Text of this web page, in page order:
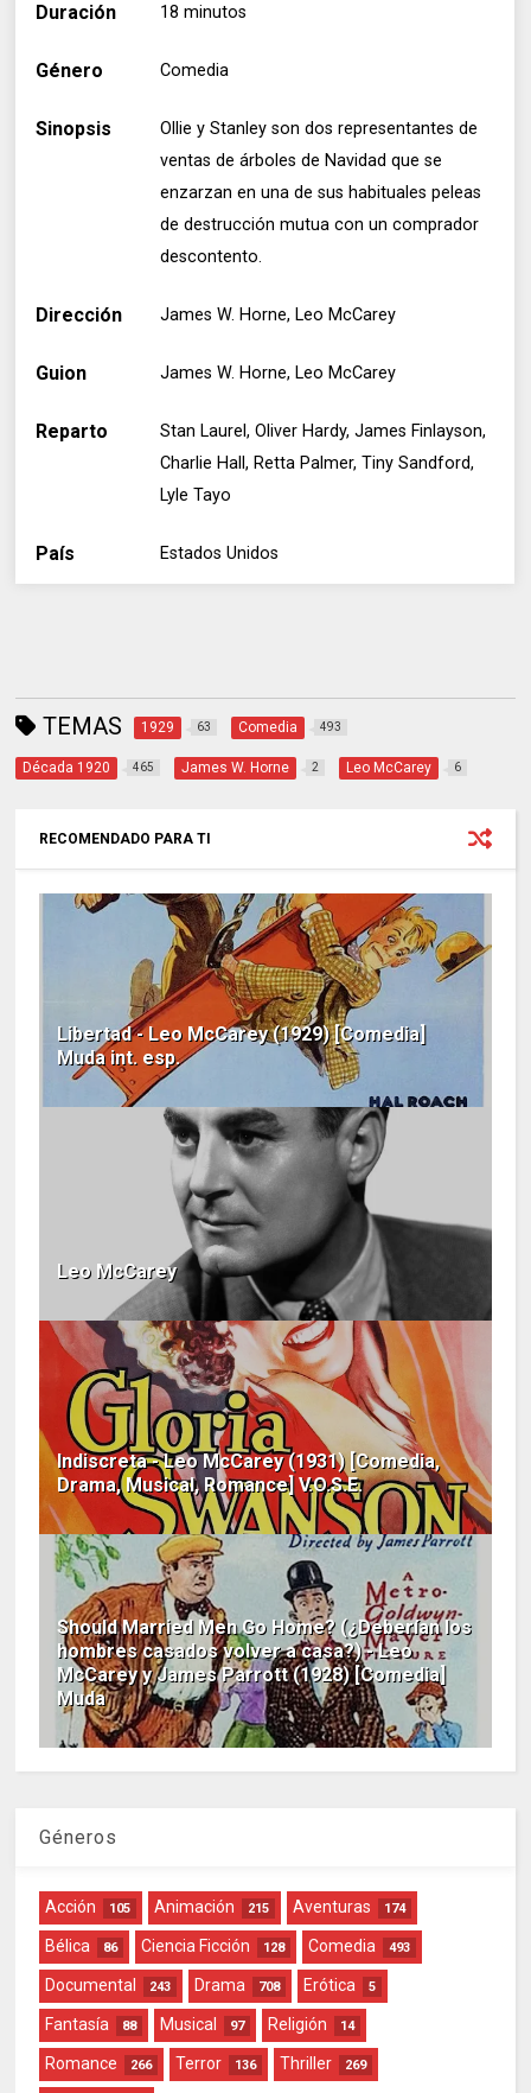
Duración 18 minutos
Género Comedia
Sinopsis
Ollie y Stanley son dos representantes de
ventas de árboles de Navidad que se
enzarzan en una de sus habituales peleas
de destrucción mutua con un comprador
descontento.
Dirección James W. Horne, Leo McCarey
Guion James W. Horne, Leo McCarey
Reparto
Stan Laurel, Oliver Hardy, James Finlayson,
Charlie Hall, Retta Palmer, Tiny Sandford,
Lyle Tayo
País Estados Unidos
TEMAS 1929 63 Comedia 493
Década 1920 465 James W. Horne 2 Leo McCarey 6
RECOMENDADO PARA TI
Libertad - Leo McCarey (1929) [Comedia]
Muda int. esp.
Leo McCarey
Indiscreta - Leo McCarey (1931) [Comedia,
Drama, Musical, Romance] V.O.S.E.
Should Married Men Go Home? (¿Deberían los
hombres casados volver a casa?) - Leo
McCarey y James Parrott (1928) [Comedia]
Muda
Géneros
Acción 105 Animación 215 Aventuras 174
Bélica 86 Ciencia Ficción 128 Comedia 493
Documental 243 Drama 708 Erótica 5
Fantasía 88 Musical 97 Religión 14
Romance 266 Terror 136 Thriller 269